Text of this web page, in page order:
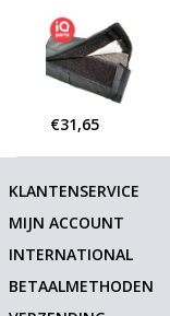
€31,65
KLANTENSERVICE
MIJN ACCOUNT
INTERNATIONAL
BETAALMETHODEN